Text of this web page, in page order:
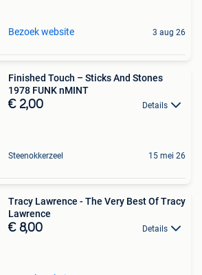
Bezoek website 3 aug 26
Finished Touch – Sticks And Stones
1978 FUNK nMINT
€ 2,00 Details
Steenokkerzeel 15 mei 26
Tracy Lawrence - The Very Best Of Tracy
Lawrence
€ 8,00 Details